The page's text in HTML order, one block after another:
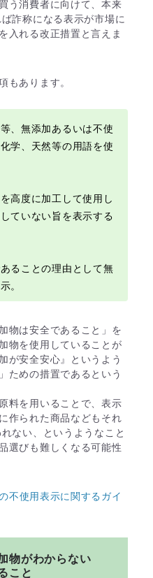
う消費者に向けて、本来
詐称になる表示が市場に
入れる改正措置と言えま
もあります。
、無添加あるいは不使
学、天然等の用語を使
高度に加工して使用し
ていない旨を表示する
ることの理由として無
。
物は安全であること」を
物を使用していることが
が安全安心』というよう
ための措置であるという
料を用いることで、表示
作られた商品などもそれ
ない、というようなこと
選びも難しくなる可能性
使用表示に関するガイ
物がわからない
こと